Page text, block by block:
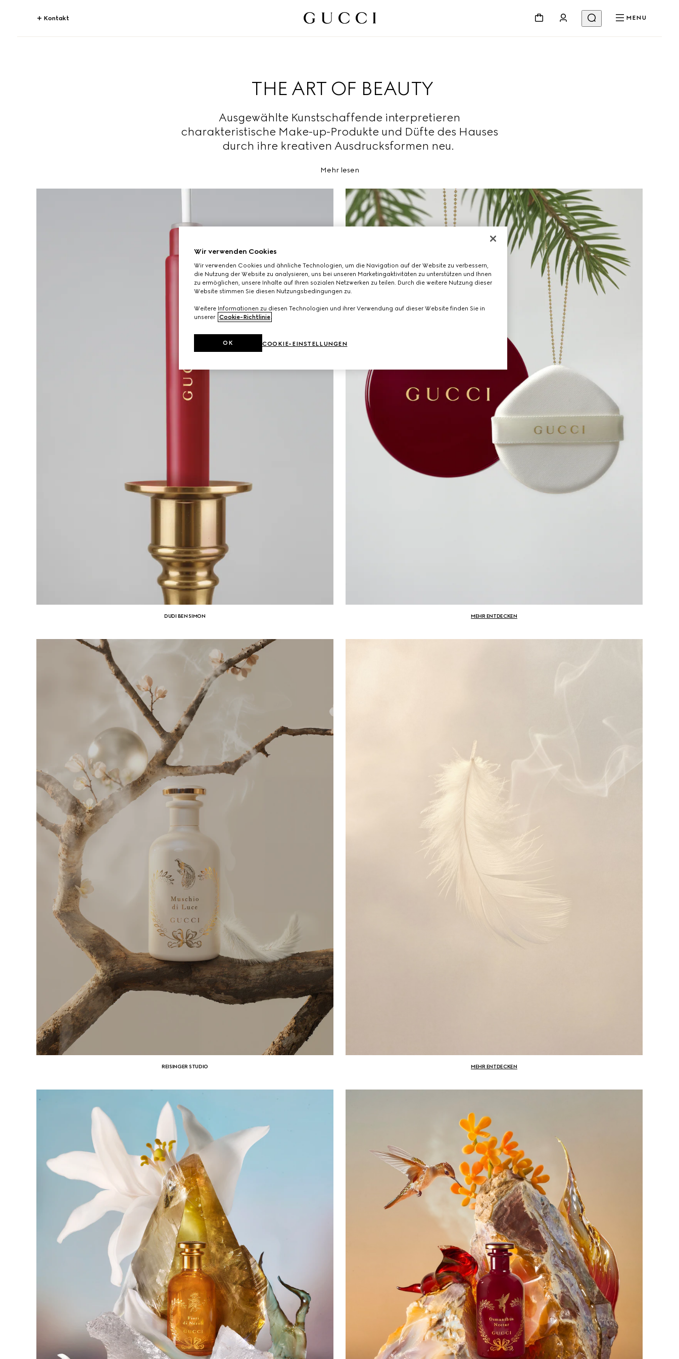
Kontakt MENU
THE ART OF BEAUTY
Ausgewählte Kunstschaffende interpretieren
charakteristische Make-up-Produkte und Düfte des Hauses
durch ihre kreativen Ausdrucksformen neu.
Mehr lesen
DUDI BEN SIMON MEHR ENTDECKEN
REISINGER STUDIO MEHR ENTDECKEN
Wir verwenden Cookies
Wir verwenden Cookies und ähnliche Technologien, um die Navigation auf der Website zu verbessern,
die Nutzung der Website zu analysieren, uns bei unseren Marketingaktivitäten zu unterstützen und Ihnen
zu ermöglichen, unsere Inhalte auf Ihren sozialen Netzwerken zu teilen. Durch die weitere Nutzung dieser
Website stimmen Sie diesen Nutzungsbedingungen zu.
Weitere Informationen zu diesen Technologien und ihrer Verwendung auf dieser Website finden Sie in
unserer Cookie-Richtlinie.
COOKIE-EINSTELLUNGEN
OK